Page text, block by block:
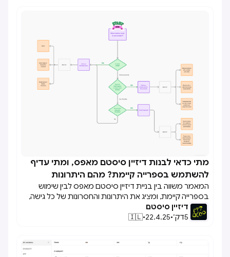

מתי כדאי לבנות דיזיין סיסטם מאפס, ומתי עדיף
להשתמש בספרייה קיימת? מהם היתרונות
והחסרונות של כל גישה?
המאמר משווה בין בניית דיזיין סיסטם מאפס לבין שימוש
בספרייה קיימת, ומציג את היתרונות והחסרונות של כל גישה,
תוך התייחסות לשיקולים כמו התאמה למותג, משאבים זמינים,
גמישות, תחזוקה ותלות חיצונית.
דיזיין סיסטם
5דק׳•
22.4.25
•
🇮🇱